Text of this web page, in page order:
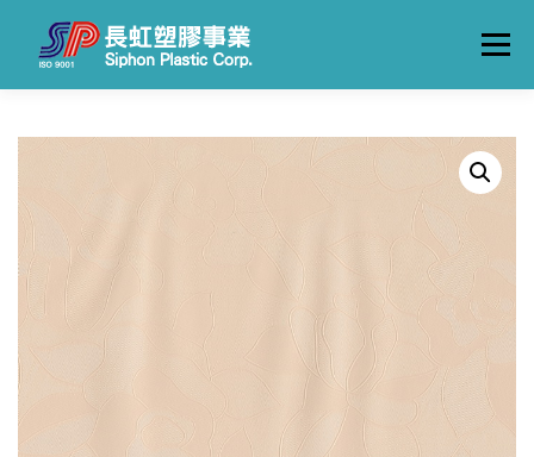
選單
關於長虹 產品一覽 製造流程 工廠實景
中文